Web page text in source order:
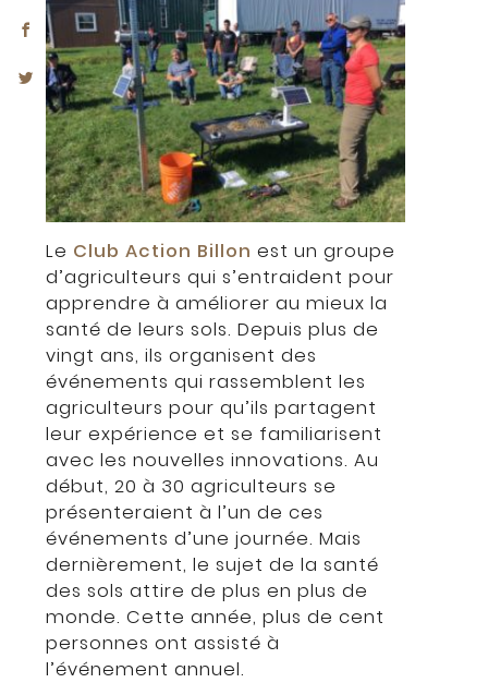
Le Club Action Billon est un groupe
d’agriculteurs qui s’entraident pour
apprendre à améliorer au mieux la
santé de leurs sols. Depuis plus de
vingt ans, ils organisent des
événements qui rassemblent les
agriculteurs pour qu’ils partagent
leur expérience et se familiarisent
avec les nouvelles innovations. Au
début, 20 à 30 agriculteurs se
présenteraient à l’un de ces
événements d’une journée. Mais
dernièrement, le sujet de la santé
des sols attire de plus en plus de
monde. Cette année, plus de cent
personnes ont assisté à
l’événement annuel.